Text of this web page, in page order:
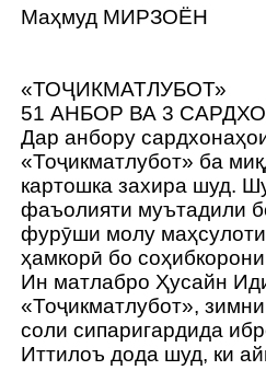
Маҳмуд МИРЗОЁН
«ТОҶИКМАТЛУБОТ»
51 АНБОР ВА 3
Дар анбору
«Тоҷикматлубот» ба
картошка захира шуд.
фаъолияти муътадили
фурӯши молу
ҳамкорӣ бо
Ин матлабро Ҳусайн
«Тоҷикматлубот»,
соли сипаригардида
Иттилоъ дода шуд, ки